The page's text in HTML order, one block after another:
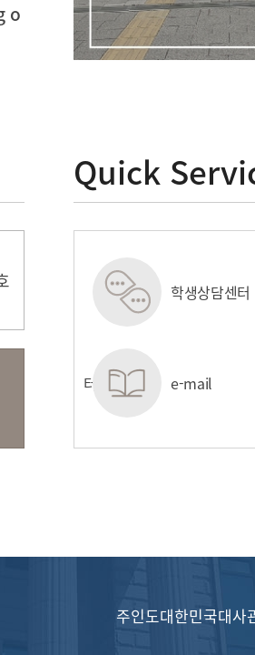
o
2026-06-08
Quick
원스톱서비스센터
학생상담센터
e-mail
주인도대한민국대사